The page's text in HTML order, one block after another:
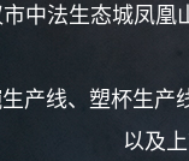
中法生态城凤
产线、塑杯生
以及